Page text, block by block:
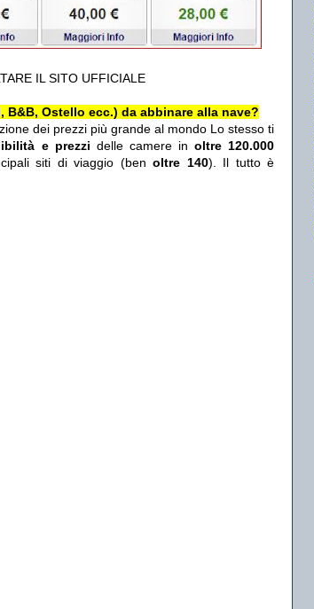
IL SITO UFFICIALE
Ostello ecc.) da abbinare alla nave?
dei prezzi più grande al mondo Lo stesso ti
e prezzi delle camere in oltre 120.000
siti di viaggio (benoltre 140). Il tutto è